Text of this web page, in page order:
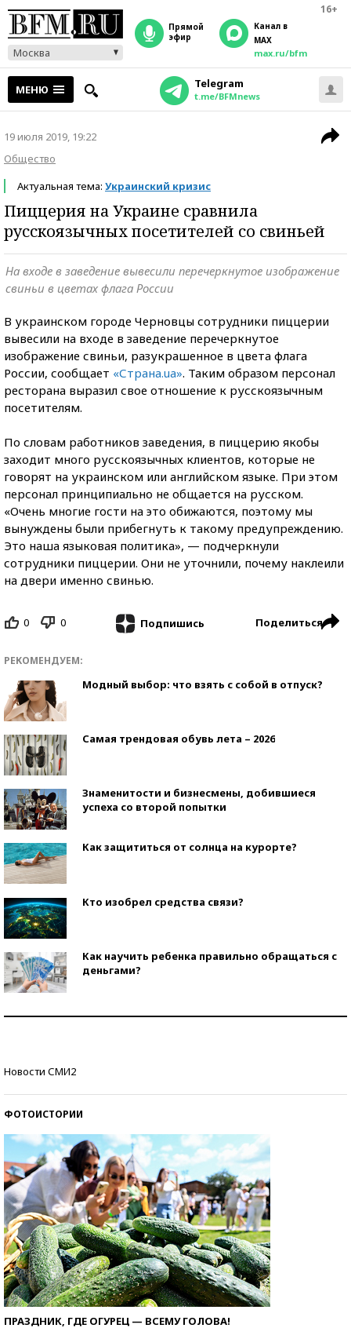
16+
Москва
прямой
эфир
Канал в
MAX
max.ru/bfm
МЕНЮ Telegram
t.me/BFMnews
19 июля 2019, 19:22
Общество
Актуальная тема: Украинский кризис
Пиццерия на Украине сравнила
русскоязычных посетителей со свиньей
На входе в заведение вывесили перечеркнутое изображение
свиньи в цветах флага России
В украинском городе Черновцы сотрудники пиццерии
вывесили на входе в заведение перечеркнутое
изображение свиньи, разукрашенное в цвета флага
России, сообщает «Страна.ua». Таким образом персонал
ресторана выразил свое отношение к русскоязычным
посетителям.
По словам работников заведения, в пиццерию якобы
заходит много русскоязычных клиентов, которые не
говорят на украинском или английском языке. При этом
персонал принципиально не общается на русском.
«Очень многие гости на это обижаются, поэтому мы
вынуждены были прибегнуть к такому предупреждению.
Это наша языковая политика», — подчеркнули
сотрудники пиццерии. Они не уточнили, почему наклеили
на двери именно свинью.
0 0 Подпишись Поделиться
РЕКОМЕНДУЕМ:
Модный выбор: что взять с собой в отпуск?
Самая трендовая обувь лета – 2026
Знаменитости и бизнесмены, добившиеся
успеха со второй попытки
Как защититься от солнца на курорте?
Кто изобрел средства связи?
Как научить ребенка правильно обращаться с
деньгами?
Новости СМИ2
ФОТОИСТОРИИ
ПРАЗДНИК, ГДЕ ОГУРЕЦ — ВСЕМУ ГОЛОВА!